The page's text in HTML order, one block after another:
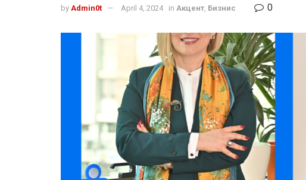
by Admin0t April 4, 2024 in Акцент, Бизнис 0